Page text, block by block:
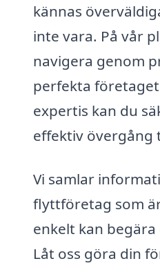
kännas
inte vara. På vår
navigera genom
perfekta
expertis kan du
effektiv övergång
Vi samlar
flyttföretag som
enkelt kan
Låt oss göra din